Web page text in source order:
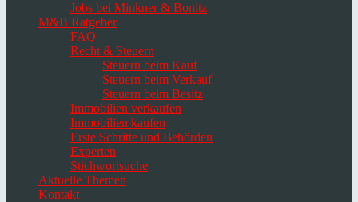
Jobs bei Minkner & Bonitz
M&B Ratgeber
FAQ
Recht & Steuern
Steuern beim Kauf
Steuern beim Verkauf
Steuern beim Besitz
Immobilien verkaufen
Immobilien kaufen
Erste Schritte und Behörden
Experten
Stichwortsuche
Aktuelle Themen
Kontakt